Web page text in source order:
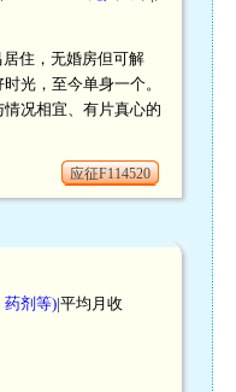
住，无婚房但可解
光，至今单身一个。
况相宜、有片真心的
应征F114520
药剂等)|平均月收